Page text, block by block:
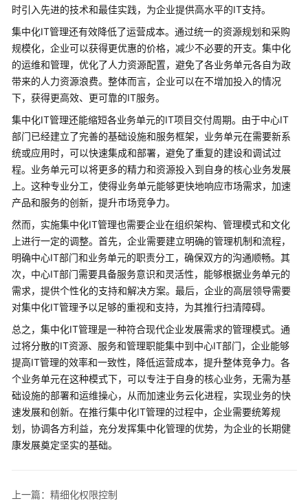
织
级
分
域
管
理
精
细
权
限
控
制
集
中
化
管
理
全
方
位
数
据
界
细
时引入先进的技术和最佳实践，为企业提供高水平的IT支持。
集中化IT管理还有效降低了运营成本。通过统一的资源规划和采购
规模化，企业可以获得更优惠的价格，减少不必要的开支。集中化
的运维和管理，优化了人力资源配置，避免了各业务单元各自为政
带来的人力资源浪费。整体而言，企业可以在不增加投入的情况
下，获得更高效、更可靠的IT服务。
集中化IT管理还能缩短各业务单元的IT项目交付周期。由于中心IT
部门已经建立了完善的基础设施和服务框架，业务单元在需要新系
统或应用时，可以快速集成和部署，避免了重复的建设和调试过
程。业务单元可以将更多的精力和资源投入到自身的核心业务发展
上。这种专业分工，使得业务单元能够更快地响应市场需求，加速
产品和服务的创新，提升市场竞争力。
然而，实施集中化IT管理也需要企业在组织架构、管理模式和文化
上进行一定的调整。首先，企业需要建立明确的管理机制和流程，
明确中心IT部门和业务单元的职责分工，确保双方的沟通顺畅。其
次，中心IT部门需要具备服务意识和灵活性，能够根据业务单元的
需求，提供个性化的支持和解决方案。最后，企业的高层领导需要
对集中化IT管理予以足够的重视和支持，为其推行扫清障碍。
总之，集中化IT管理是一种符合现代企业发展需求的管理模式。通
过将分散的IT资源、服务和管理职能集中到中心IT部门，企业能够
提高IT管理的效率和一致性，降低运营成本，提升整体竞争力。各
个业务单元在这种模式下，可以专注于自身的核心业务，无需为基
础设施的部署和运维操心，从而加速业务云化进程，实现业务的快
速发展和创新。在推行集中化IT管理的过程中，企业需要统筹规
划，协调各方利益，充分发挥集中化管理的优势，为企业的长期健
康发展奠定坚实的基础。
上一篇：精细化权限控制